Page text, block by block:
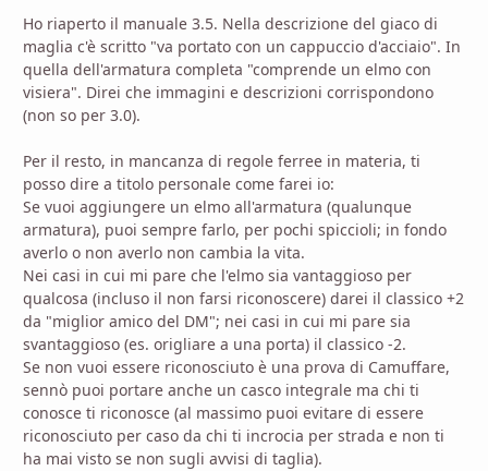
Ho riaperto il manuale 3.5. Nella descrizione del giaco di
maglia c'è scritto "va portato con un cappuccio d'acciaio". In
quella dell'armatura completa "comprende un elmo con
visiera". Direi che immagini e descrizioni corrispondono
(non so per 3.0).
Per il resto, in mancanza di regole ferree in materia, ti
posso dire a titolo personale come farei io:
Se vuoi aggiungere un elmo all'armatura (qualunque
armatura), puoi sempre farlo, per pochi spiccioli; in fondo
averlo o non averlo non cambia la vita.
Nei casi in cui mi pare che l'elmo sia vantaggioso per
qualcosa (incluso il non farsi riconoscere) darei il classico +2
da "miglior amico del DM"; nei casi in cui mi pare sia
svantaggioso (es. origliare a una porta) il classico -2.
Se non vuoi essere riconosciuto è una prova di Camuffare,
sennò puoi portare anche un casco integrale ma chi ti
conosce ti riconosce (al massimo puoi evitare di essere
riconosciuto per caso da chi ti incrocia per strada e non ti
ha mai visto se non sugli avvisi di taglia).